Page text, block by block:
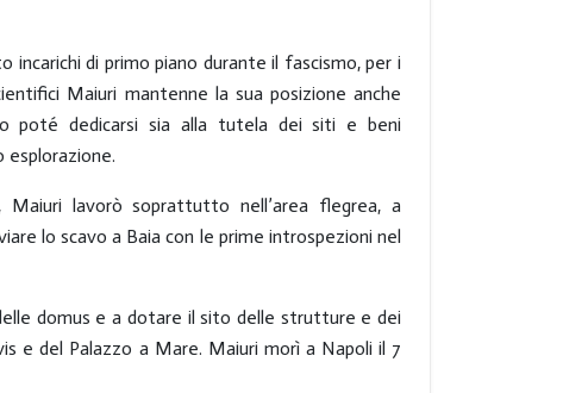
incarichi di primo piano durante il fascismo, per i
Maiuri mantenne la sua posizione anche
poté dedicarsi sia alla tutela dei siti e beni
esplorazione.
Maiuri lavorò soprattutto nell’area flegrea, a
lo scavo a Baia con le prime introspezioni nel
domus e a dotare il sito delle strutture e dei
e del Palazzo a Mare. Maiuri morì a Napoli il 7